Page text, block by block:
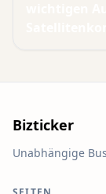
Bizticker
Unabhängige